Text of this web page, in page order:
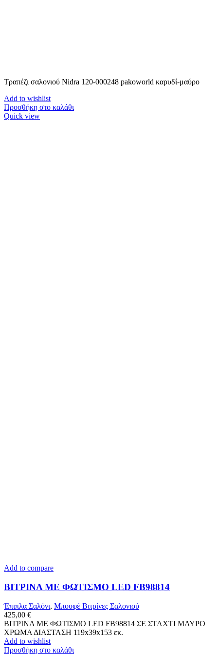
Τραπέζι σαλονιού Nidra 120-000248 pakoworld καρυδί-μαύρο
Add to wishlist
Προσθήκη στο καλάθι
Quick view
Add to compare
ΒΙΤΡΙΝΑ ΜΕ ΦΩΤΙΣΜΟ LED FB98814
Έπιπλα Σαλόνι, Μπουφέ Βιτρίνες Σαλονιού
425,00 €
ΒΙΤΡΙΝΑ ΜΕ ΦΩΤΙΣΜΟ LED FB98814 ΣΕ ΣΤΑΧΤΙ ΜΑΥΡΟ
ΧΡΩΜΑ ΔΙΑΣΤΑΣΗ 119x39x153 εκ.
Add to wishlist
Προσθήκη στο καλάθι